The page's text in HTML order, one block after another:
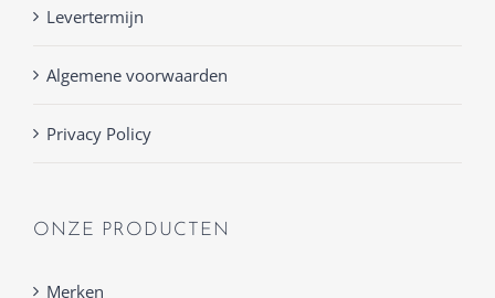
Levertermijn
Algemene voorwaarden
Privacy Policy
ONZE PRODUCTEN
Merken